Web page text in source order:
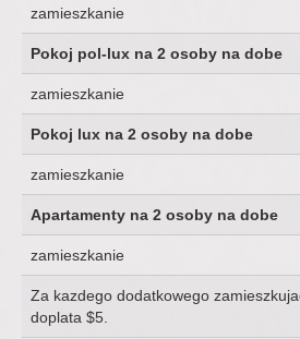
zamieszkanie
Pokoj pol-lux na 2 osoby na dobe
zamieszkanie
Pokoj lux na 2 osoby na dobe
zamieszkanie
Apartamenty na 2 osoby na dobe
zamieszkanie
Za kazdego dodatkowego
doplata $5.